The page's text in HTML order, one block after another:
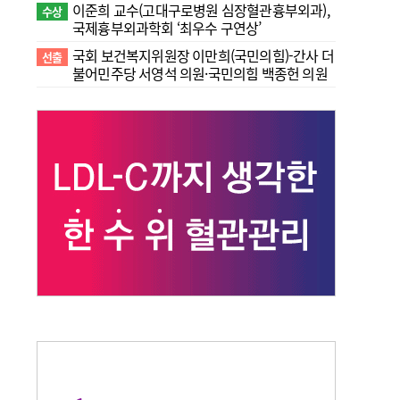
수상
이준희 교수(고대구로병원 심장혈관흉부외과),
국제흉부외과학회 ‘최우수 구연상’
선출 국회 보건복지위원장 이만희(국민의힘)-간사 더
불어민주당 서영석 의원·국민의힘 백종헌 의원